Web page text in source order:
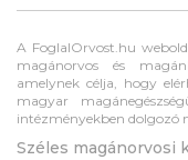
A FoglalOrvost.hu
magánorvos és
amelynek célja, hogy
magyar
intézményekben dolgozó
Széles magánorvosi